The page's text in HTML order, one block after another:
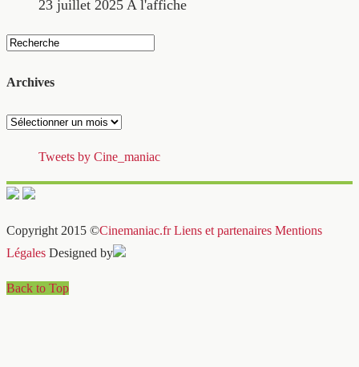
23 juillet 2025 A l'affiche
Archives
Archives
Tweets by Cine_maniac
Copyright 2015 ©Cinemaniac.fr Liens et partenaires Mentions
Légales Designed by
Back to Top